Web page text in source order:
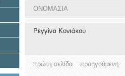
ΟΝΟΜΑΣΙΑ
Ρεγγίνα Κονιάκου
πρώτη σελίδα προηγούμενη